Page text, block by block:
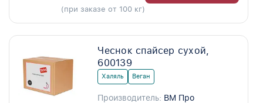
(при заказе от 100 кг)
Чеснок спайсер сухой,
600139
Халяль Веган
Производитель: ВМ Про